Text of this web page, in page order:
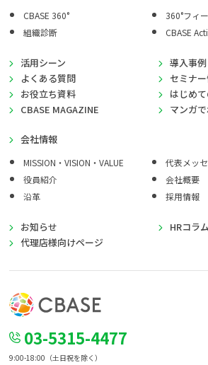
CBASE 360°
360°フィ
組織診断
CBASE
活用シーン
導入事例
よくある質問
セミナ
お役立ち資料
はじめ
CBASE MAGAZINE
マンガ
会社情報
MISSION・VISION・VALUE
代表メッ
役員紹介
会社概要
沿革
採用情報
お知らせ
HRコラム
代理店様向けページ
03-5315-4477
9:00-18:00（土日祝を除く）